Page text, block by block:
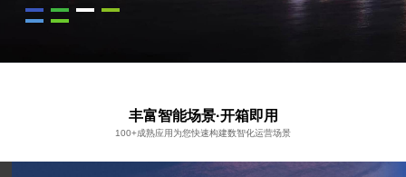
平台产品
丰富智能场景·开箱即用
100+成熟应用为您快速构建数智化运营场景